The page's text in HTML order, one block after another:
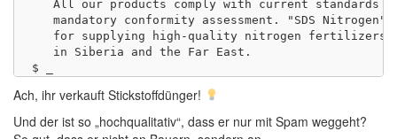
All our products comply with current standards
mandatory conformity assessment. "SDS Nitrogen"
for supplying high-quality nitrogen fertilizers
   in Siberia and the Far East.
Ach, ihr verkauft Stickstoffdünger!
Und der ist so „hochqualitativ“, dass er nur mit Spam weggeht?